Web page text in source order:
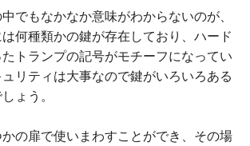
でもなかなか意味がわからないのが、
何種類かの鍵が存在しており、ハード
トランプの記号がモチーフになってい
リティは大事なので鍵がいろいろある
ょう。
の扉で使いまわすことができ、その場